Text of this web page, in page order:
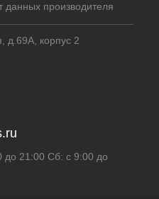
данных производителя
д.69А, корпус 2
до 21:00 Сб: с 9:00 до